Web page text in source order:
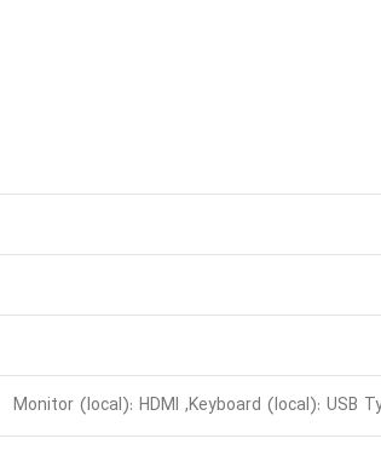
Monitor (local): HDMI ,Keyboard (local): USB